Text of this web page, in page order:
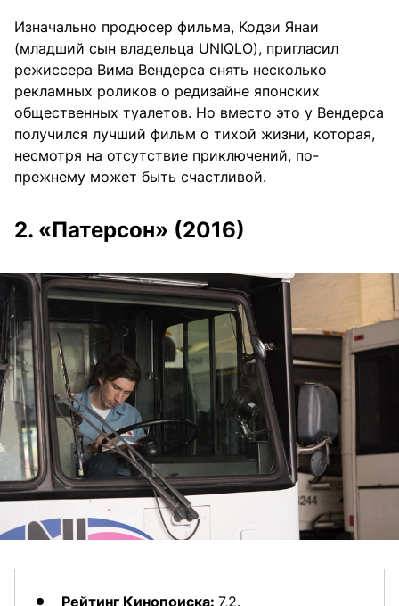
Изначально продюсер фильма, Кодзи Янаи
(младший сын владельца UNIQLO), пригласил
режиссера Вима Вендерса снять несколько
рекламных роликов о редизайне японских
общественных туалетов. Но вместо это у Вендерса
получился лучший фильм о тихой жизни, которая,
несмотря на отсутствие приключений, по-
прежнему может быть счастливой.
2. «Патерсон» (2016)
Рейтинг Кинопоиска: 7,2.